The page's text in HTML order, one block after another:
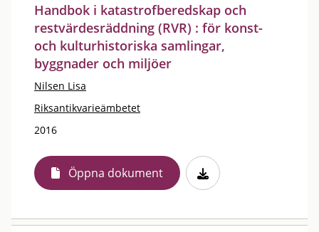
Handbok i katastrofberedskap och
restvärdesräddning (RVR) : för konst-
och kulturhistoriska samlingar,
byggnader och miljöer
Nilsen Lisa
Riksantikvarieämbetet
2016
Öppna dokument